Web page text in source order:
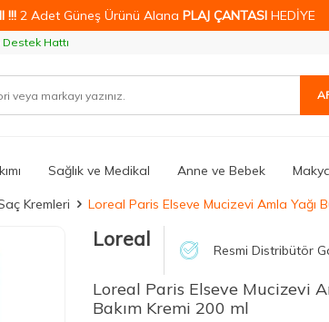
!!! 2 Adet Güneş Ürünü Alana PLAJ ÇANTASI HEDİYE
Hattı
Sağlık ve Medikal Anne ve Bebek
Kremleri Loreal Paris Elseve Mucizevi Amla Yağı
Loreal Resmi Distribütör
Loreal Paris Elseve Mucizevi
Bakım Kremi 200 ml